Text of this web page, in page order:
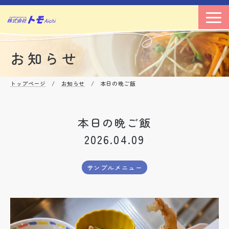
お知らせ
トップページ / お知らせ / 本日の晩ご飯
本日の晩ご飯
2026.04.09
サンプルメニュー